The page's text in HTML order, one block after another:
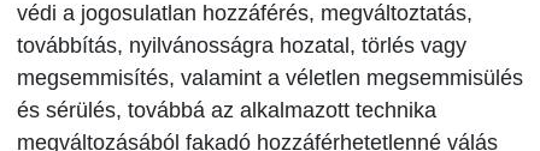
védi a jogosulatlan hozzáférés, megváltoztatás,
továbbítás, nyilvánosságra hozatal, törlés vagy
megsemmisítés, valamint a véletlen megsemmisülés
és sérülés, továbbá az alkalmazott technika
megváltozásából fakadó hozzáférhetetlenné válás